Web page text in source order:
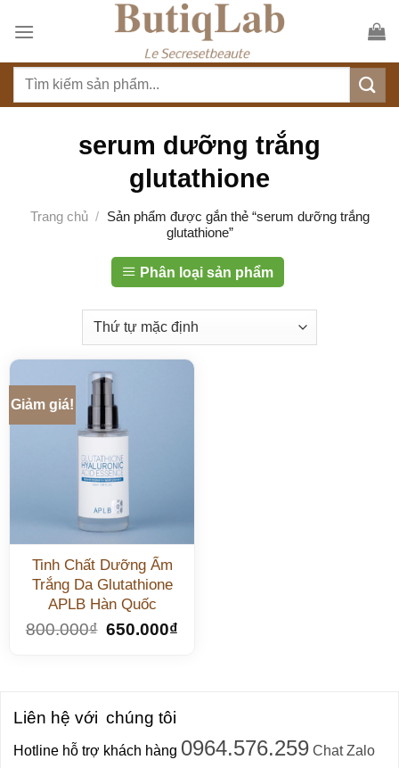
serum dưỡng trắng
glutathione
Trang chủ / Sản phẩm được gắn thẻ “serum dưỡng trắng
glutathione”
Phân loại sản phẩm
Giảm giá!
Tinh Chất Dưỡng Ẩm
Trắng Da Glutathione
APLB Hàn Quốc
800.000₫ 650.000₫
Liên hệ với chúng tôi
Hotline hỗ trợ khách hàng 0964.576.259Chat Zalo